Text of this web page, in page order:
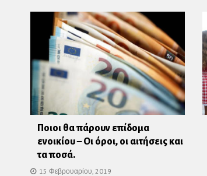
Ποιοι θα πάρουν επίδομα
ενοικίου – Οι όροι, οι αιτήσεις και
τα ποσά.
15 Φεβρουαρίου, 2019